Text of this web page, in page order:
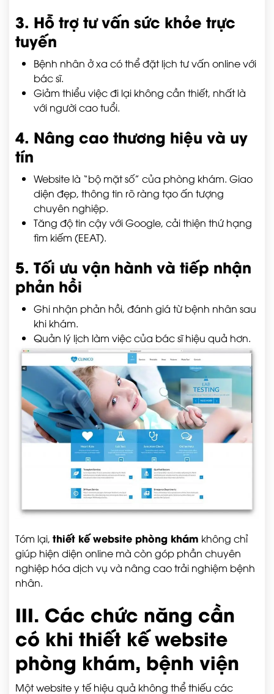
3. Hỗ trợ tư vấn sức khỏe trực
tuyến
Bệnh nhân ở xa có thể đặt lịch tư vấn online với
bác sĩ.
Giảm thiểu việc đi lại không cần thiết, nhất là
với người cao tuổi.
4. Nâng cao thương hiệu và uy
tín
Website là “bộ mặt số” của phòng khám. Giao
diện đẹp, thông tin rõ ràng tạo ấn tượng
chuyên nghiệp.
Tăng độ tin cậy với Google, cải thiện thứ hạng
tìm kiếm (EEAT).
5. Tối ưu vận hành và tiếp nhận
phản hồi
Ghi nhận phản hồi, đánh giá từ bệnh nhân sau
khi khám.
Quản lý lịch làm việc của bác sĩ hiệu quả hơn.
Tóm lại, thiết kế website phòng khám không chỉ
giúp hiện diện online mà còn góp phần chuyên
nghiệp hóa dịch vụ và nâng cao trải nghiệm bệnh
nhân.
III. Các chức năng cần
có khi thiết kế website
phòng khám, bệnh viện
Một website y tế hiệu quả không thể thiếu các